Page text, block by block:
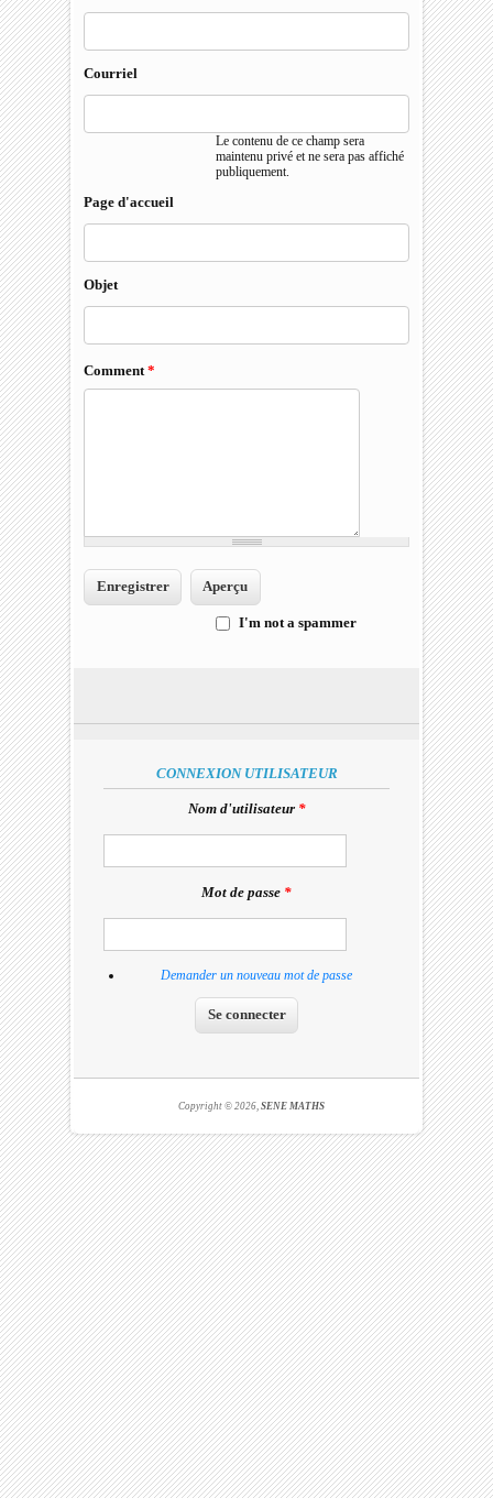
Courriel
Le contenu de ce champ sera
maintenu privé et ne sera pas affiché
publiquement.
Page d'accueil
Objet
Comment*
I'm not a spammer
CONNEXION UTILISATEUR
Nom d'utilisateur *
Mot de passe *
Demander un nouveau mot de passe
Copyright © 2026,SENE MATHS